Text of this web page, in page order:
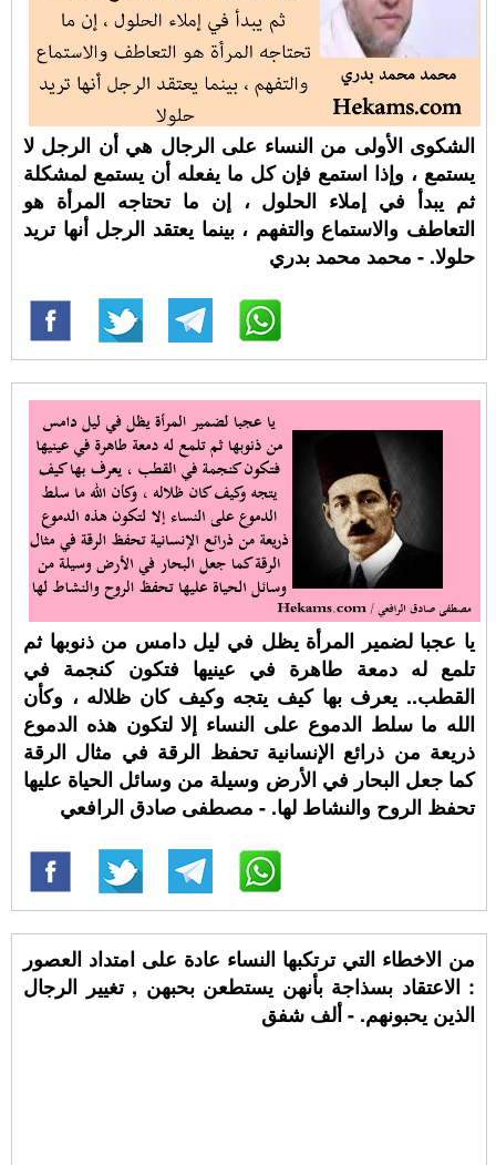
الشكوى الأولى من النساء على الرجال هي أن الرجل لا
يستمع ، وإذا استمع فإن كل ما يفعله أن يستمع لمشكلة
ثم يبدأ في إملاء الحلول ، إن ما تحتاجه المرأة هو
التعاطف والاستماع والتفهم ، بينما يعتقد الرجل أنها تريد
حلولا. - محمد محمد بدري
يا عجبا لضمير المرأة يظل في ليل دامس من ذنوبها ثم
تلمع له دمعة طاهرة في عينيها فتكون كنجمة في
القطب.. يعرف بها كيف يتجه وكيف كان ظلاله ، وكأن
الله ما سلط الدموع على النساء إلا لتكون هذه الدموع
ذريعة من ذرائع الإنسانية تحفظ الرقة في مثال الرقة
كما جعل البحار في الأرض وسيلة من وسائل الحياة عليها
تحفظ الروح والنشاط لها. - مصطفى صادق الرافعي
من الاخطاء التي ترتكبها النساء عادة على امتداد العصور
: الاعتقاد بسذاجة بأنهن يستطعن بحبهن , تغيير الرجال
الذين يحبونهم. - ألف شفق